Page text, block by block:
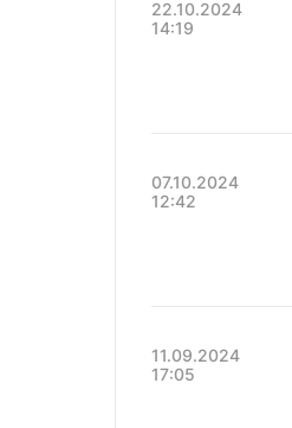
22.10.2024
14:19
07.10.2024
12:42
11.09.2024
17:05